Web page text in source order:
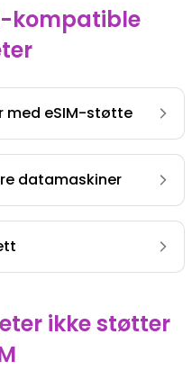
kompatible
med eSIM-støtte
datamaskiner
ikke støtter